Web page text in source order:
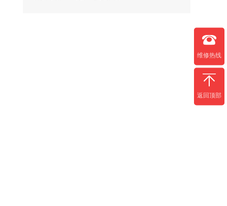
维修热线
返回顶部